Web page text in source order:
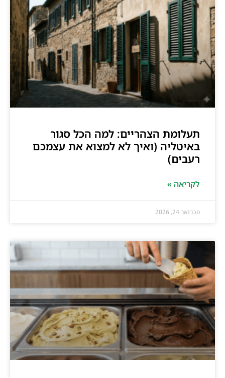
תעלומת הצהריים: למה הכל סגור
באיטליה (ואיך לא למצוא את עצמכם
רעבים)
לקריאה »
פברואר 24, 2026